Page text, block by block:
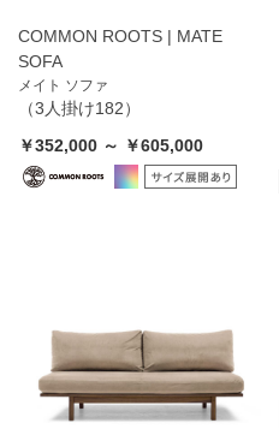
COMMON ROOTS | MATE
SOFA
メイト ソファ
（3人掛け182）
￥352,000 ～ ￥605,000